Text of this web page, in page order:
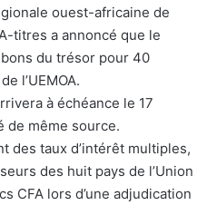
ouest-africaine de
titres a annoncé que le
du trésor pour 40
l’UEMOA.
à échéance le 17
de même source.
des taux d’intérêt multiples,
des huit pays de l’Union
CFA lors d’une adjudication